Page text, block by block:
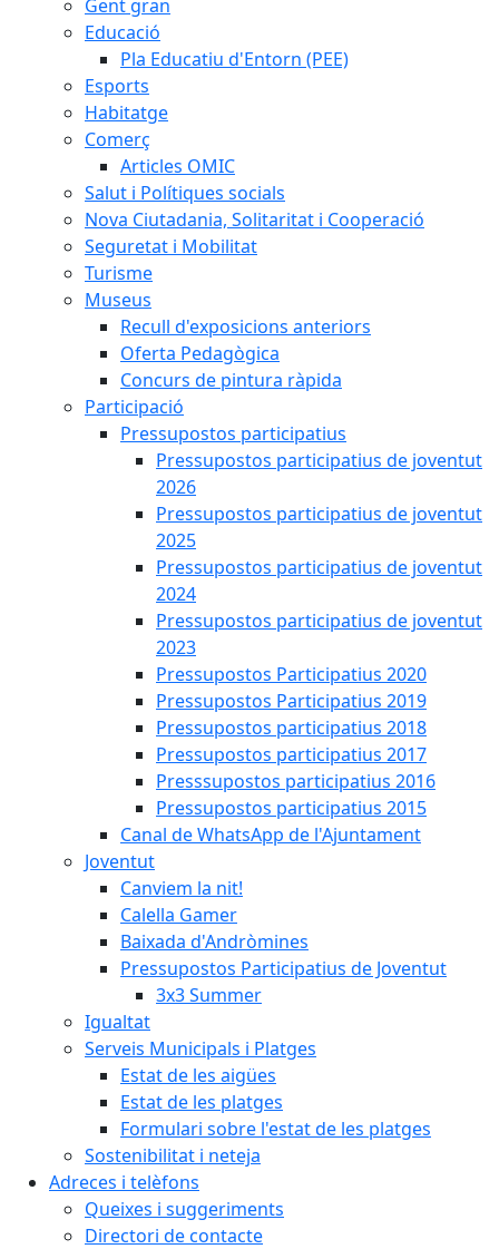
Gent gran
Educació
Pla Educatiu d'Entorn (PEE)
Esports
Habitatge
Comerç
Articles OMIC
Salut i Polítiques socials
Nova Ciutadania, Solitaritat i Cooperació
Seguretat i Mobilitat
Turisme
Museus
Recull d'exposicions anteriors
Oferta Pedagògica
Concurs de pintura ràpida
Participació
Pressupostos participatius
Pressupostos participatius de joventut
2026
Pressupostos participatius de joventut
2025
Pressupostos participatius de joventut
2024
Pressupostos participatius de joventut
2023
Pressupostos Participatius 2020
Pressupostos Participatius 2019
Pressupostos participatius 2018
Pressupostos participatius 2017
Presssupostos participatius 2016
Pressupostos participatius 2015
Canal de WhatsApp de l'Ajuntament
Joventut
Canviem la nit!
Calella Gamer
Baixada d'Andròmines
Pressupostos Participatius de Joventut
3x3 Summer
Igualtat
Serveis Municipals i Platges
Estat de les aigües
Estat de les platges
Formulari sobre l'estat de les platges
Sostenibilitat i neteja
Adreces i telèfons
Queixes i suggeriments
Directori de contacte